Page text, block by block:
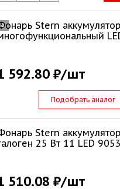
Stern
592.80 ₽/шт
Подобрать аналог
Stern
25 Вт 11 LED
510.08 ₽/шт